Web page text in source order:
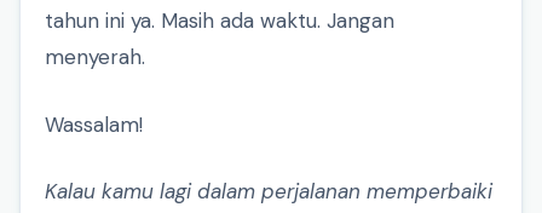
tahun ini ya. Masih ada waktu. Jangan
menyerah.
Wassalam!
Kalau kamu lagi dalam perjalanan memperbaiki